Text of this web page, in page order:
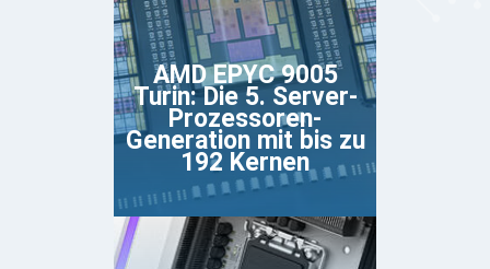
AMD EPYC 9005
Turin: Die 5. Server-
Prozessoren-
Generation mit bis zu
192 Kernen